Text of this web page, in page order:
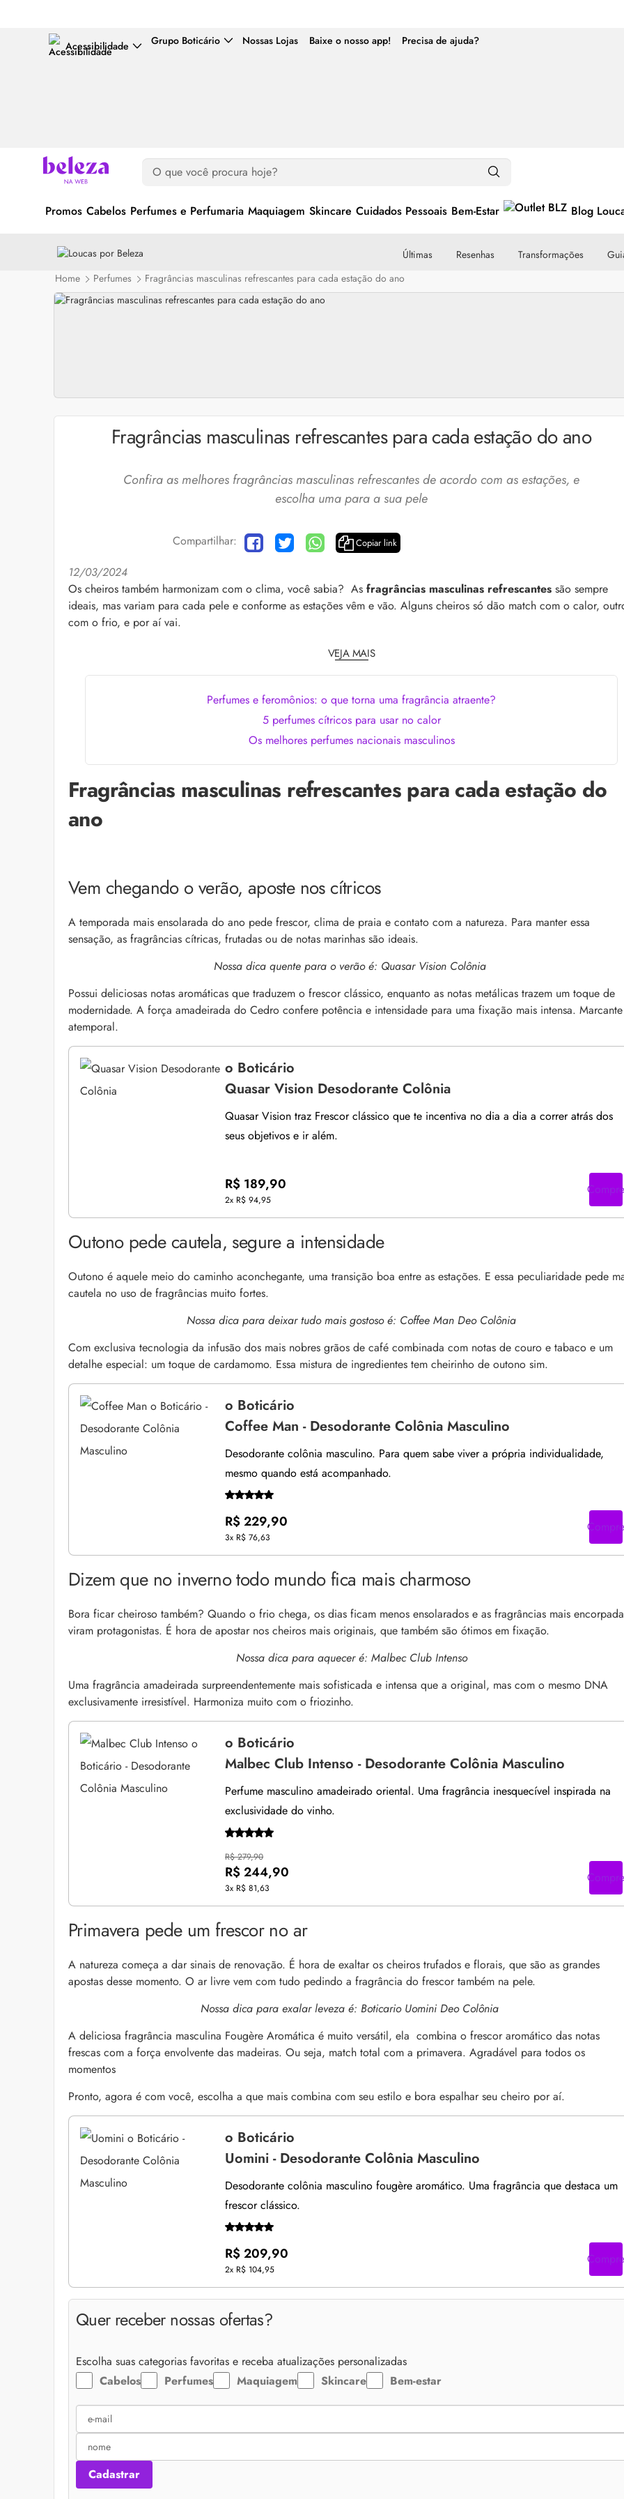
Acessibilidade Grupo Boticário Nossas Lojas Baixe o nosso app! Precisa de ajuda?
Promos Cabelos Perfumes e Perfumaria Maquiagem Skincare Cuidados Pessoais Bem-Estar Blog
Últimas Resenhas Transformações
Home
Perfumes Fragrâncias masculinas refrescantes para cada estação do ano
Fragrâncias masculinas refrescantes para cada estação do ano
Confira as melhores fragrâncias masculinas refrescantes de acordo com as estações, e
escolha uma para a sua pele
Compartilhar: Copiar link
12/03/2024
Os cheiros também harmonizam com o clima, você sabia? As fragrâncias masculinas refrescantes são sempre
ideais, mas variam para cada pele e conforme as estações vêm e vão. Alguns cheiros só dão match com o calor,
com o frio, e por aí vai.
VEJA MAIS
Perfumes e feromônios: o que torna uma fragrância atraente?
5 perfumes cítricos para usar no calor
Os melhores perfumes nacionais masculinos
Fragrâncias masculinas refrescantes para cada estação do
ano
Vem chegando o verão, aposte nos cítricos
A temporada mais ensolarada do ano pede frescor, clima de praia e contato com a natureza. Para manter essa
sensação, as fragrâncias cítricas, frutadas ou de notas marinhas são ideais.
Nossa dica quente para o verão é: Quasar Vision Colônia
Possui deliciosas notas aromáticas que traduzem o frescor clássico, enquanto as notas metálicas trazem um toque de
modernidade. A força amadeirada do Cedro confere potência e intensidade para uma fixação mais intensa.
atemporal.
o Boticário
Quasar Vision Desodorante Colônia
Quasar Vision traz Frescor clássico que te incentiva no dia a dia a correr atrás dos
seus objetivos e ir além.
R$ 189,90
2x R$ 94,95
Compre
Outono pede cautela, segure a intensidade
Outono é aquele meio do caminho aconchegante, uma transição boa entre as estações. E essa peculiaridade pede
cautela no uso de fragrâncias muito fortes.
Nossa dica para deixar tudo mais gostoso é: Coffee Man Deo Colônia
Com exclusiva tecnologia da infusão dos mais nobres grãos de café combinada com notas de couro e tabaco e um
detalhe especial: um toque de cardamomo. Essa mistura de ingredientes tem cheirinho de outono sim.
o Boticário
Coffee Man - Desodorante Colônia Masculino
Desodorante colônia masculino. Para quem sabe viver a própria individualidade,
mesmo quando está acompanhado.
R$ 229,90
3x R$ 76,63
Compre
Dizem que no inverno todo mundo fica mais charmoso
Bora ficar cheiroso também? Quando o frio chega, os dias ficam menos ensolarados e as fragrâncias mais
viram protagonistas. É hora de apostar nos cheiros mais originais, que também são ótimos em fixação.
Nossa dica para aquecer é: Malbec Club Intenso
Uma fragrância amadeirada surpreendentemente mais sofisticada e intensa que a original, mas com o mesmo DNA
exclusivamente irresistível. Harmoniza muito com o friozinho.
o Boticário
Malbec Club Intenso - Desodorante Colônia Masculino
Perfume masculino amadeirado oriental. Uma fragrância inesquecível inspirada na
exclusividade do vinho.
R$ 279,90
R$ 244,90
3x R$ 81,63
Compre
Primavera pede um frescor no ar
A natureza começa a dar sinais de renovação. É hora de exaltar os cheiros trufados e florais, que são as grandes
apostas desse momento. O ar livre vem com tudo pedindo a fragrância do frescor também na pele.
Nossa dica para exalar leveza é: Boticario Uomini Deo Colônia
A deliciosa fragrância masculina Fougère Aromática é muito versátil, ela combina o frescor aromático das notas
frescas com a força envolvente das madeiras. Ou seja, match total com a primavera. Agradável para todos os
momentos
Pronto, agora é com você, escolha a que mais combina com seu estilo e bora espalhar seu cheiro por aí.
o Boticário
Uomini - Desodorante Colônia Masculino
Desodorante colônia masculino fougère aromático. Uma fragrância que destaca um
frescor clássico.
R$ 209,90
2x R$ 104,95
Compre
Quer receber nossas ofertas?
Escolha suas categorias favoritas e receba atualizações personalizadas
Cabelos
Perfumes Maquiagem Skincare Bem-estar
Cadastrar
Cuidados com a barba: 4 dicas e produtos
O expert Willy Morales revela 5 cuidados com a
Queda de cabelo masculina: causas,
e mais
Foliculite: o que é, como tratar e mais
Bond Repair: o que é a tecnologia e como
reverte os danos do cabelo